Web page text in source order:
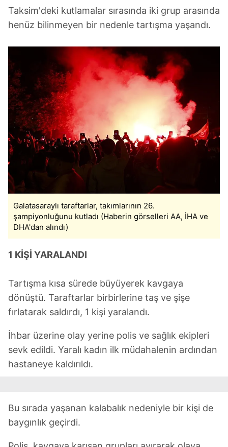
Taksim'deki kutlamalar sırasında iki grup arasında
henüz bilinmeyen bir nedenle tartışma yaşandı.
Galatasaraylı taraftarlar, takımlarının 26.
şampiyonluğunu kutladı (Haberin görselleri AA, İHA ve
DHA'dan alındı)
1 KİŞİ YARALANDI
Tartışma kısa sürede büyüyerek kavgaya
dönüştü. Taraftarlar birbirlerine taş ve şişe
fırlatarak saldırdı, 1 kişi yaralandı.
İhbar üzerine olay yerine polis ve sağlık ekipleri
sevk edildi. Yaralı kadın ilk müdahalenin ardından
hastaneye kaldırıldı.
Bu sırada yaşanan kalabalık nedeniyle bir kişi de
baygınlık geçirdi.